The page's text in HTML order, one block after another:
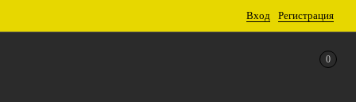
Вход Регистрация
0